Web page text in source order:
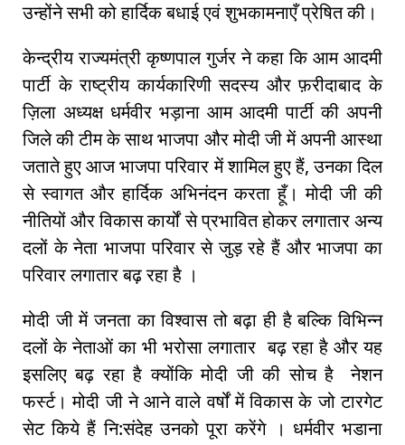
उन्होंने सभी को हार्दिक बधाई एवं शुभकामनाएँ प्रेषित की।
केन्द्रीय राज्यमंत्री कृष्णपाल गुर्जर ने कहा कि आम आदमी
पार्टी के राष्ट्रीय कार्यकारिणी सदस्य और फ़रीदाबाद के
ज़िला अध्यक्ष धर्मवीर भड़ाना आम आदमी पार्टी की अपनी
जिले की टीम के साथ भाजपा और मोदी जी में अपनी आस्था
जताते हुए आज भाजपा परिवार में शामिल हुए हैं, उनका दिल
से स्वागत और हार्दिक अभिनंदन करता हूँ। मोदी जी की
नीतियों और विकास कार्यों से प्रभावित होकर लगातार अन्य
दलों के नेता भाजपा परिवार से जुड़ रहे हैं और भाजपा का
परिवार लगातार बढ़ रहा है ।
मोदी जी में जनता का विश्वास तो बढ़ा ही है बल्कि विभिन्न
दलों के नेताओं का भी भरोसा लगातार बढ़ रहा है और यह
इसलिए बढ़ रहा है क्योंकि मोदी जी की सोच है नेशन
फर्स्ट। मोदी जी ने आने वाले वर्षों में विकास के जो टारगेट
सेट किये हैं नि:संदेह उनको पूरा करेंगे । धर्मवीर भडाना